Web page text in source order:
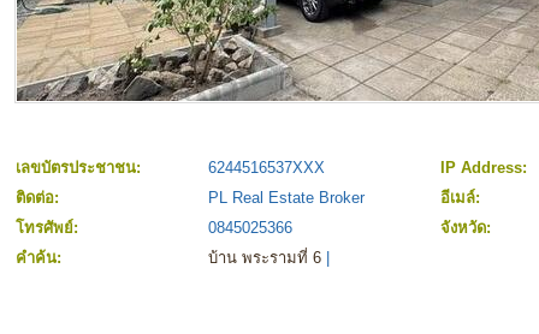
เลขบัตรประชาชน: 6244516537XXX
IP Address:
ติดต่อ:
PL Real Estate Broker
อีเมล์:
โทรศัพย์:
0845025366
จังหวัด:
คำค้น:
บ้าน พระรามที่ 6